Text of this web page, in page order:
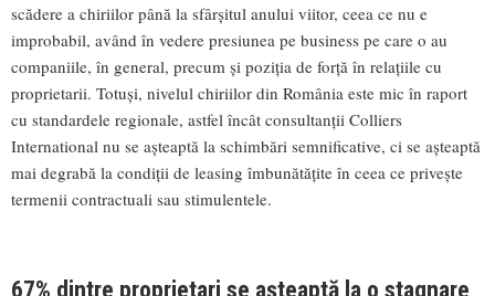
scădere a chiriilor până la sfârșitul anului viitor, ceea ce nu e
improbabil, având în vedere presiunea pe business pe care o au
companiile, în general, precum și poziția de forță în relațiile cu
proprietarii. Totuși, nivelul chiriilor din România este mic în raport
cu standardele regionale, astfel încât consultanții Colliers
International nu se așteaptă la schimbări semnificative, ci se așteaptă
mai degrabă la condiții de leasing îmbunătățite în ceea ce privește
termenii contractuali sau stimulentele.
67% dintre proprietari se așteaptă la o stagnare